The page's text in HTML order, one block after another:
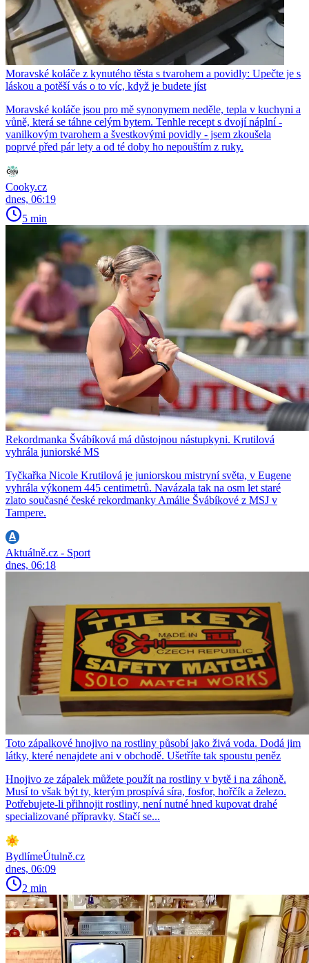
Moravské koláče z kynutého těsta s tvarohem a povidly: Upečte je s
láskou a potěší vás o to víc, když je budete jíst
Moravské koláče jsou pro mě synonymem neděle, tepla v kuchyni a
vůně, která se táhne celým bytem. Tenhle recept s dvojí náplní -
vanilkovým tvarohem a švestkovými povidly - jsem zkoušela
poprvé před pár lety a od té doby ho nepouštím z ruky.
Cooky.cz
dnes, 06:19
5 min
Rekordmanka Švábíková má důstojnou nástupkyni. Krutilová
vyhrála juniorské MS
Tyčkařka Nicole Krutilová je juniorskou mistryní světa, v Eugene
vyhrála výkonem 445 centimetrů. Navázala tak na osm let staré
zlato současné české rekordmanky Amálie Švábíkové z MSJ v
Tampere.
Aktuálně.cz - Sport
dnes, 06:18
Toto zápalkové hnojivo na rostliny působí jako živá voda. Dodá jim
látky, které nenajdete ani v obchodě. Ušetříte tak spoustu peněz
Hnojivo ze zápalek můžete použít na rostliny v bytě i na záhoně.
Musí to však být ty, kterým prospívá síra, fosfor, hořčík a železo.
Potřebujete-li přihnojit rostliny, není nutné hned kupovat drahé
specializované přípravky. Stačí se...
BydlímeÚtulně.cz
dnes, 06:09
2 min